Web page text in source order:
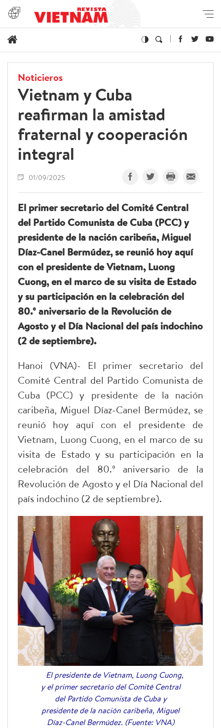
Noticieros
Vietnam y Cuba
reafirman la amistad
fraternal y cooperación
integral
01/09/2025
El primer secretario del Comité Central
del Partido Comunista de Cuba (PCC) y
presidente de la nación caribeña, Miguel
Díaz-Canel Bermúdez, se reunió hoy aquí
con el presidente de Vietnam, Luong
Cuong, en el marco de su visita de Estado
y su participación en la celebración del
80.º aniversario de la Revolución de
Agosto y el Día Nacional del país indochino
(2 de septiembre).
Hanoi (VNA)- El primer secretario del
Comité Central del Partido Comunista de
Cuba (PCC) y presidente de la nación
caribeña, Miguel Díaz-Canel Bermúdez, se
reunió hoy aquí con el presidente de
Vietnam, Luong Cuong, en el marco de su
visita de Estado y su participación en la
celebración del 80.º aniversario de la
Revolución de Agosto y el Día Nacional del
país indochino (2 de septiembre).
El presidente de Vietnam, Luong Cuong,
y el primer secretario del Comité Central
del Partido Comunista de Cuba y
presidente de la nación caribeña, Miguel
Díaz-Canel Bermúdez. (Fuente: VNA)